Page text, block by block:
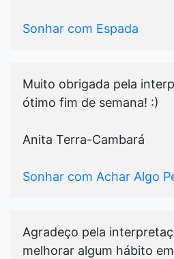
Sonhar com Espada
Muito obrigada pela
ótimo fim de semana! :)
Anita Terra-Cambará
Sonhar com Achar Algo
Agradeço pela
melhorar algum hábito